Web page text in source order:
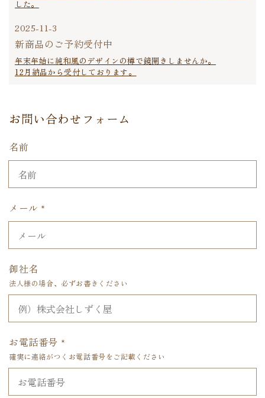
した。
2025-11-3
新商品のご予約受付中
年末年始に純和風のデザインの樽で鏡開きしませんか。
12月納品から受付しております。
お問い合わせフォーム
名前
メール *
御社名
法人様の場合、必ずお書きください
お電話番号 *
確実に連絡がつくお電話番号をご記載ください